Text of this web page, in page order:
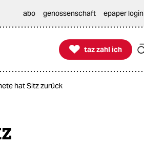
abo genossenschaft epaper login

taz zahl ich
taz zahl ich
hat Sitz zurück